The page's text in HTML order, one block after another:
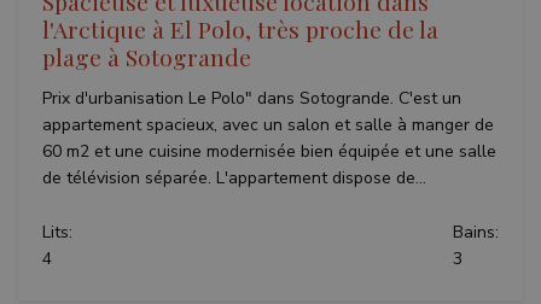
l'Arctique à El Polo, très proche de la
plage à Sotogrande
Prix d'urbanisation Le Polo" dans Sotogrande. C'est un
appartement spacieux, avec un salon et salle à manger de
60 m2 et une cuisine modernisée bien équipée et une salle
de télévision séparée. L'appartement dispose de...
Lits:
4
Bains:
3